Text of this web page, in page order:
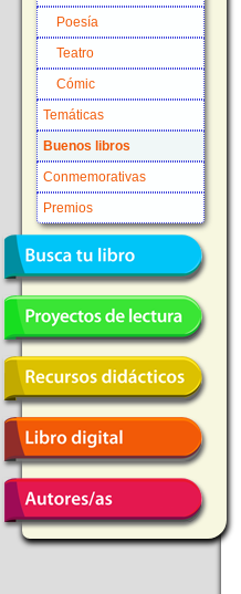
Poesía
Teatro
Cómic
Temáticas
Buenos libros
Conmemorativas
Premios